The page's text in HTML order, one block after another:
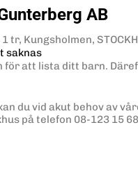
AB
tr, Kungsholmen,
saknas
för att lista ditt barn.
du vid akut behov av
på telefon 08-123 15